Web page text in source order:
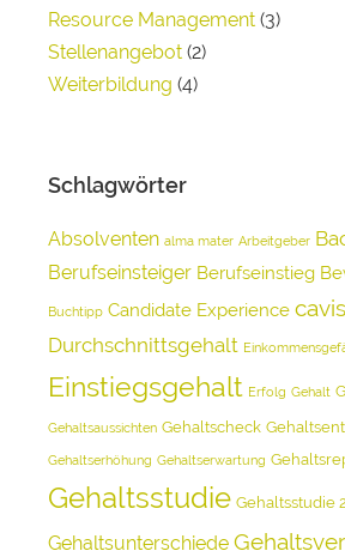
Resource Management (3)
Stellenangebot (2)
Weiterbildung (4)
Schlagwörter
Absolventen alma mater Arbeitgeber
Berufseinsteiger Berufseinstieg
Buchtipp Candidate Experience
Durchschnittsgehalt
Einstiegsgehalt Erfolg Gehalt
Gehaltsaussichten Gehaltscheck
Gehaltserhöhung Gehaltserwartung
Gehaltsstudie Gehaltsstudie
Gehaltsunterschiede